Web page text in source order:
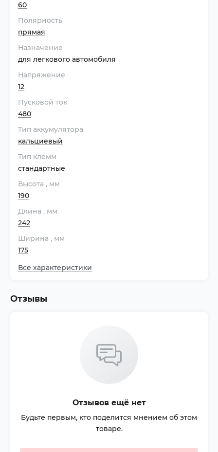
60
Полярность
прямая
Назначение
для легкового автомобиля
Напряжение
12
Пусковой ток
480
Тип аккумулятора
кальциевый
Тип клемм
стандартные
Высота , мм
190
Длина , мм
242
Ширина , мм
175
Все характеристики
Отзывы
Отзывов ещё нет
Будьте первым, кто поделится мнением об этом
товаре.